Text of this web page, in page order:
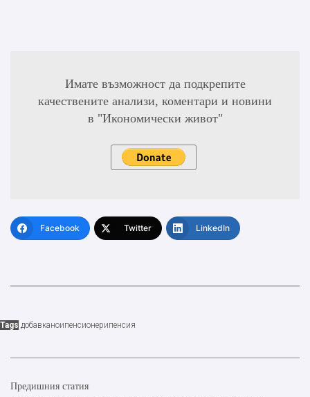
Имате възможност да подкрепите
качествените анализи, коментари и новини
в "Икономически живот"
Facebook Twitter LinkedIn
Tags добавканоипенсионерипенсия
Предишния статия